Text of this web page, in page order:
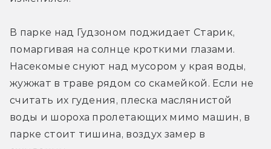
В парке над Гудзоном поджидает Старик,
помаргивая на солнце кроткими глазами.
Насекомые снуют над мусором у края воды,
жужжат в траве рядом со скамейкой. Если не
считать их гудения, плеска маслянистой
воды и шороха пролетающих мимо машин, в
парке стоит тишина, воздух замер в